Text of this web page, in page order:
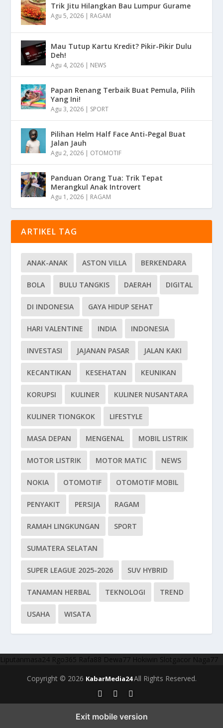
Trik Jitu Hilangkan Bau Lumpur Gurame
Agu 5, 2026 | RAGAM
Mau Tutup Kartu Kredit? Pikir-Pikir Dulu
Deh!
Agu 4, 2026 | NEWS
Papan Renang Terbaik Buat Pemula, Pilih
Yang Ini!
Agu 3, 2026 | SPORT
Pilihan Helm Half Face Anti-Pegal Buat
Jalan Jauh
Agu 2, 2026 | OTOMOTIF
Panduan Orang Tua: Trik Tepat
Merangkul Anak Introvert
Agu 1, 2026 | RAGAM
ARTIKEL TAG
ANAK-ANAK ASTON VILLA BERKENDARA
BOLA BULU TANGKIS DAERAH DIGITAL
DI INDONESIA GAYA HIDUP SEHAT
HARI VALENTINE INDIA INDONESIA
INVESTASI JAJANAN PASAR JALAN KAKI
KECANTIKAN KESEHATAN KEUNIKAN
KORUPSI KULINER KULINER NUSANTARA
KULINER TIONGKOK LIFESTYLE
MASA DEPAN MENGENAL MOBIL LISTRIK
MOTOR LISTRIK MOTOR MATIC NEWS
NOKIA OTOMOTIF OTOMOTIF MOBIL
PENYAKIT PERSIJA RAGAM
RAMAH LINGKUNGAN SPORT
SUMATERA SELATAN
SUPER LEAGUE 2025-2026 SUV HYBRID
TANAMAN HERBAL TEKNOLOGI TREND
USAHA WISATA
Liputanmasa24 Rgo365 Rafa88 Dewa77 Hokiwin Slotgacor Naga77
Copyright © 2026 KabarMedia24All Rights Reserved.
Exit mobile version